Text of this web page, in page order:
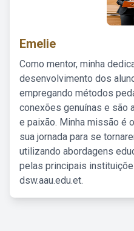
Emelie
Como mentor, minha
desenvolvimento dos
empregando métodos
conexões genuínas e são
e paixão. Minha missão é
sua jornada para se
utilizando abordagens
pelas principais
dsw.aau.edu.et.